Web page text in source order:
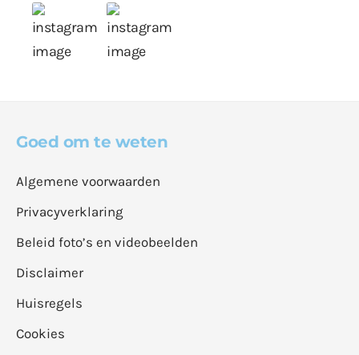
Goed om te weten
Algemene voorwaarden
Privacyverklaring
Beleid foto’s en videobeelden
Disclaimer
Huisregels
Cookies